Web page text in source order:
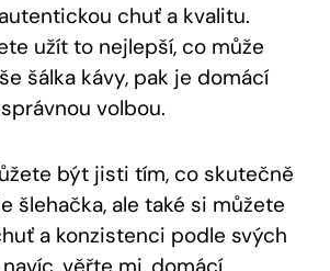
chuť a kvalitu.
užít to nejlepší, co může
šálka kávy, pak je domácí
volbou.
být jisti tím, co skutečně
šlehačka, ale také si můžete
a konzistenci podle svých